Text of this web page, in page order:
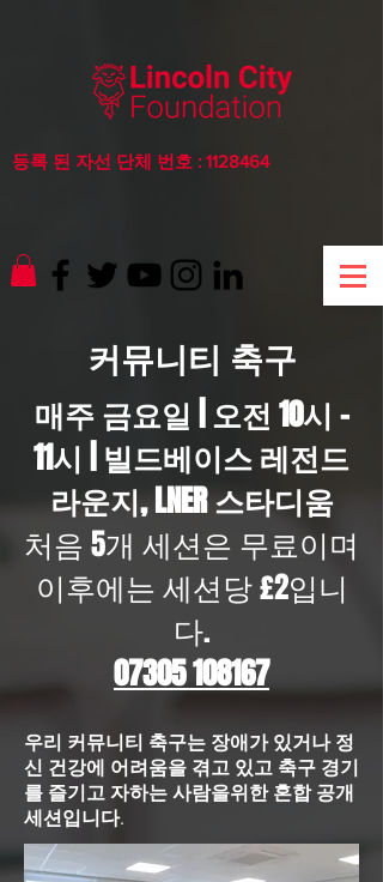
등록 된 자선 단체 번호 : 1128464
커뮤니티 축구
매주 금요일 | 오전 10시 -
11시 | 빌드베이스 레전드
라운지, LNER 스타디움
처음 5개 세션은 무료이며
이후에는 세션당 £2입니
다.
07305 108167
우리 커뮤니티 축구는 장애가 있거나 정
신 건강에 어려움을 겪고 있고 축구 경기
를 즐기고 자하는 사람을위한 혼합 공개
세션입니다.